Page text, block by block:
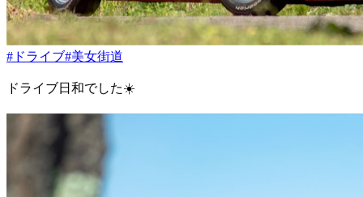
#ドライブ#美女街道
ドライブ日和でした☀️